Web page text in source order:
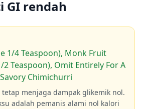
GI rendah
1/4 Teaspoon), Monk Fruit
2 Teaspoon), Omit Entirely For A
Chimichurri
menjaga dampak glikemik nol.
adalah pemanis alami nol kalori